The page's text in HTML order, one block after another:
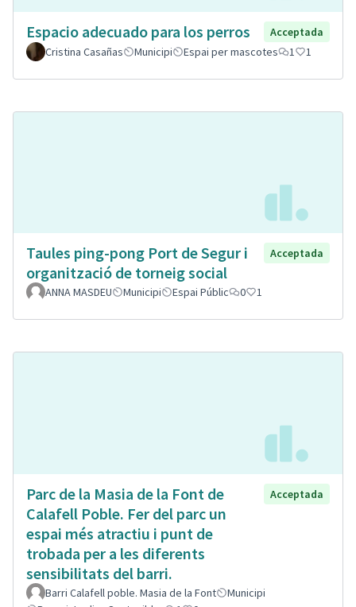
Espacio adecuado para los perros
Acceptada
Cristina Casañas
Municipi Espai per mascotes 1 1
Taules ping-pong Port de Segur i
organització de torneig social
Acceptada
ANNA MASDEU Municipi Espai Públic 0 1
Parc de la Masia de la Font de
Calafell Poble. Fer del parc un
espai més atractiu i punt de
trobada per a les diferents
sensibilitats del barri.
Acceptada
Barri Calafell poble. Masia de la Font
Municipi